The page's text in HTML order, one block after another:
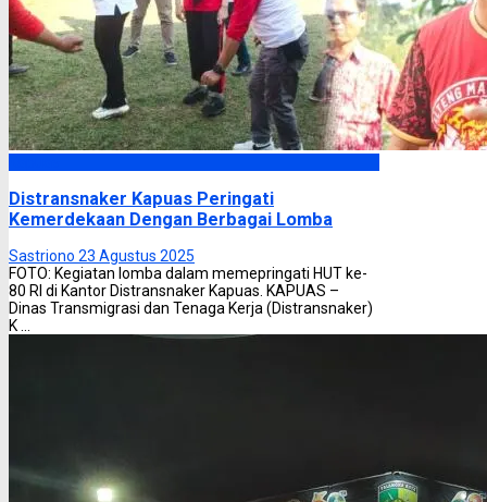
Distransnaker Kapuas Peringati
Kemerdekaan Dengan Berbagai Lomba
Sastriono 23 Agustus 2025
FOTO: Kegiatan lomba dalam memepringati HUT ke-
80 RI di Kantor Distransnaker Kapuas. KAPUAS –
Dinas Transmigrasi dan Tenaga Kerja (Distransnaker)
K ...